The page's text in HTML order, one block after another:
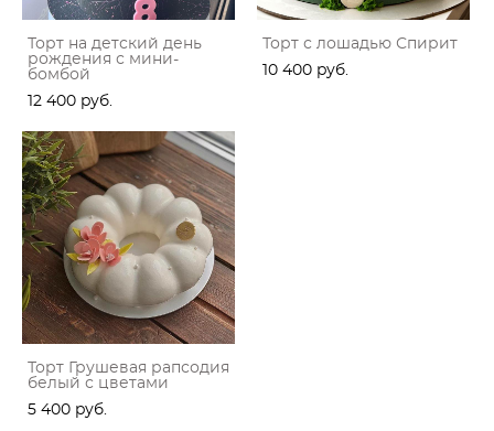
Торт на детский день
рождения с мини-
бомбой
12 400 pуб.
Торт с лошадью Спирит
10 400 pуб.
Торт Грушевая рапсодия
белый с цветами
5 400 pуб.